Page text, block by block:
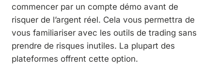
commencer par un compte démo avant de
risquer de l’argent réel. Cela vous permettra de
vous familiariser avec les outils de trading sans
prendre de risques inutiles. La plupart des
plateformes offrent cette option.